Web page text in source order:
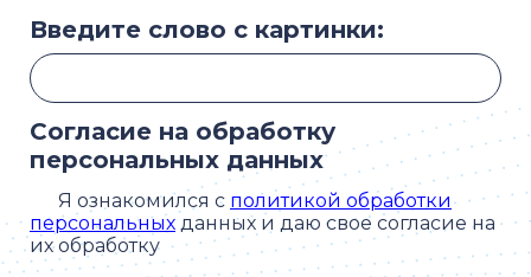
Введите слово с картинки:
Согласие на обработку
персональных данных
Я ознакомился с политикой обработки
персональных данных и даю свое согласие на
их обработку